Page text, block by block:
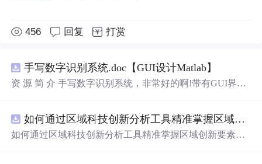
456 回复 打赏
手写数字识别系统.doc【GUI设计Matlab】
资 源 简 介 手写数字识别系统，非常好的啊!带有GUI界
带有直观的图形用户界面（GUI），非常容易使用。你只
需要将手写数字输入系统，它将立即给出准确的识别结
如何通过区域科技创新分析工具精准掌握区域创新要素分布与产业链融合现状？.docx
如何通过区域科技创新分析工具精准掌握区域创新要素分